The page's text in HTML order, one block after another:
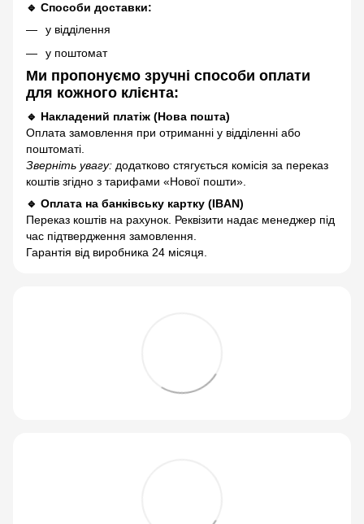
🔹 Способи доставки:
у відділення
у поштомат
Ми пропонуємо зручні способи оплати
для кожного клієнта:
🔹 Накладений платіж (Нова пошта)
Оплата замовлення при отриманні у відділенні або
поштоматі.
Зверніть увагу: додатково стягується комісія за переказ
коштів згідно з тарифами «Нової пошти».
🔹 Оплата на банківську картку (IBAN)
Переказ коштів на рахунок. Реквізити надає менеджер під
час підтвердження замовлення.
Гарантія від виробника 24 місяця.